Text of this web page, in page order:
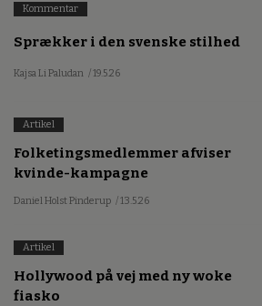
Kommentar
Sprækker i den svenske stilhed
Kajsa Li Paludan / 19.5.26
Artikel
Folketingsmedlemmer afviser
kvinde-kampagne
Daniel Holst Pinderup / 13.5.26
Artikel
Hollywood på vej med ny woke
fiasko